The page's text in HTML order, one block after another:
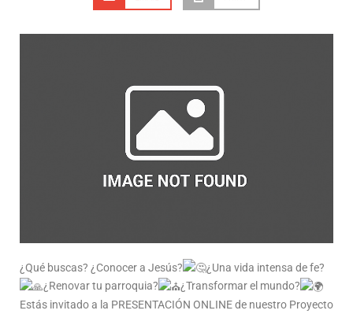
¿Qué buscas? ¿Conocer a Jesús?
¿Una vida intensa de fe?
¿Renovar tu parroquia?
¿Transformar el mundo?
Estás invitado a la PRESENTACIÓN ONLINE de nuestro Proyecto